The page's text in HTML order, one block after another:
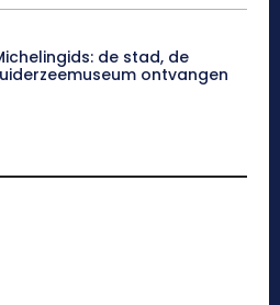
de stad, de
ontvangen